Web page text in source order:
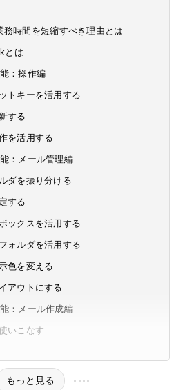
務時間を短縮すべき理由とは
とは
：操作編
トキーを活用する
する
を活用する
：メール管理編
ダを振り分ける
する
ックスを活用する
ォルダを活用する
色を変える
アウトにする
：メール作成編
いこなす
もっと見る